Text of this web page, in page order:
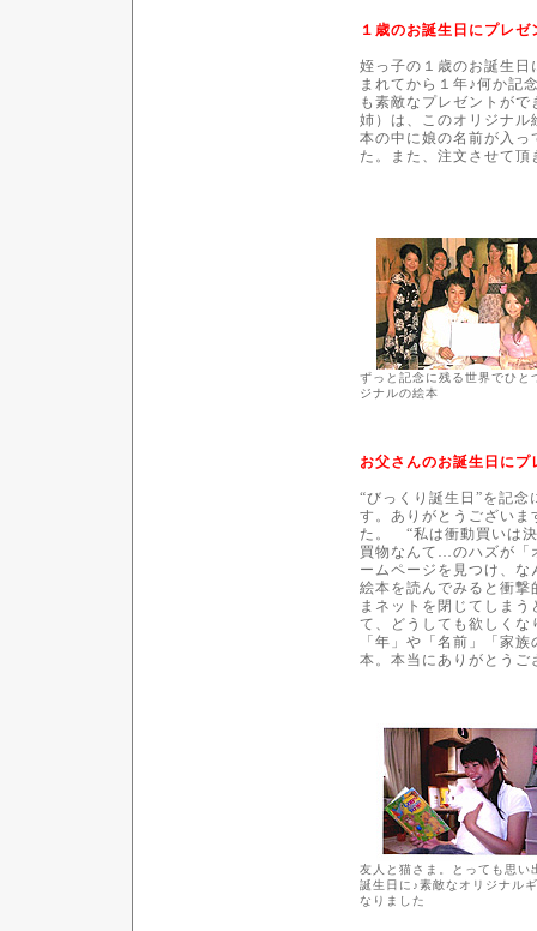
１歳のお誕生日にプレゼ
姪っ子の１歳のお誕生
まれてから１年♪何か記
も素敵なプレゼントが
姉）は、このオリジナ
本の中に娘の名前が入
た。また、注文させて
ずっと記念に残る世界でひと
ジナルの絵本
お父さんのお誕生日にプ
“びっくり誕生日”を記
す。ありがとうござい
た。 “私は衝動買いは
買物なんて…のハズが「
ームページを見つけ、
絵本を読んでみると衝
まネットを閉じてしま
て、どうしても欲しく
「年」や「名前」「家
本。本当にありがとう
友人と猫さま。とっても思い
誕生日に♪素敵なオリジナル
なりました